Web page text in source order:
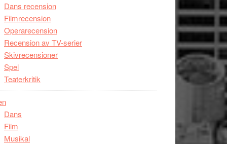
Dans recension
Filmrecension
Operarecension
Recension av TV-serier
Skivrecensioner
Spel
Teaterkritik
Dans
Film
Musikal